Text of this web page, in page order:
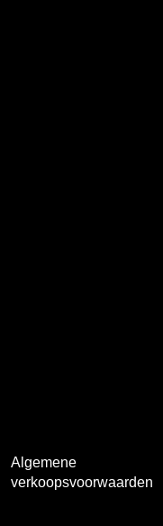
Algemene
verkoopsvoorwaarden